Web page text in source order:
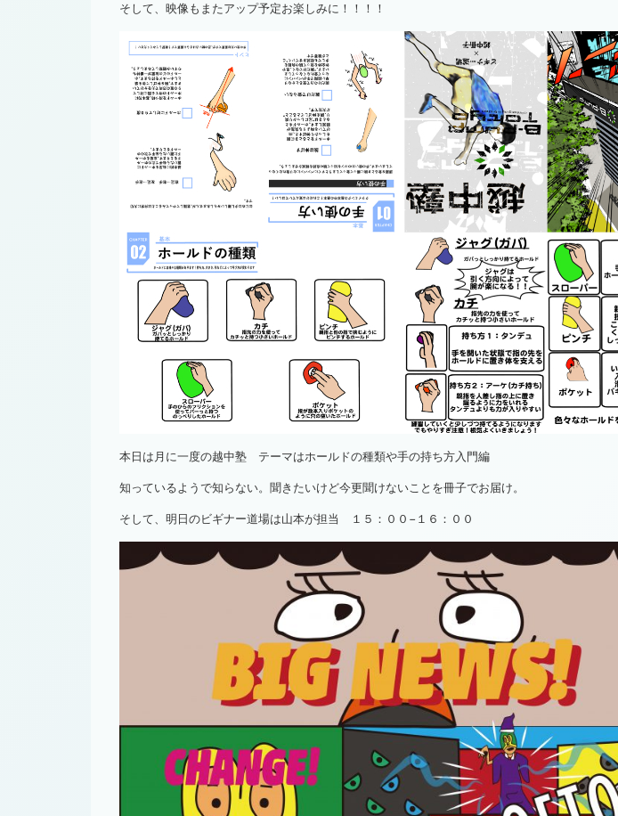
そして、映像もまたアップ予定お楽しみに！！！！
本日は月に一度の越中塾 テーマはホールドの種類や手の持ち方入門編
知っているようで知らない。聞きたいけど今更聞けないことを冊子でお届け。
そして、明日のビギナー道場は山本が担当 １５：００−１６：００